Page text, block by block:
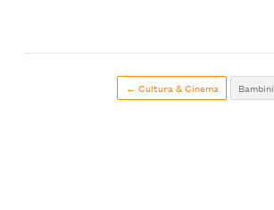
← Cultura & Cinema Bambini